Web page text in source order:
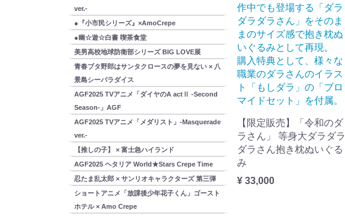
ver.-
●『小市民シリーズ』×AmoCrepe
●幽☆遊☆白書 喫茶食堂
美男高校地球防衛部シリーズ BIG LOVE展
青春ブタ野郎はサンタクロースの夢を見ない × 八
景島シーパラダイス
AGF2025 TVアニメ「ダイヤのA actⅡ -Second
Season-」AGF
AGF2025 TVアニメ「メダリスト」-Masquerade
ver.-
【推しの子】 × 富士急ハイランド
AGF2025 ヘタリア World★Stars Crepe Time
忍たま乱太郎 × サンリオキャラクターズ 第三弾
ショートアニメ「放課後少年花子くん」ゴースト
ホテル × Amo Crepe
作中でも登場する「ダラ
ダラダラさん」をそのま
まのサイズ感で抱き枕ぬ
いぐるみとして再現。
購入特典として、様々な
職業のダラさんのイラス
ト「もしダラ」の「ブロ
マイドセット」を付属。
【限定販売】「令和のダ
ラさん」 等身大ダラダラ
ダラさん抱き枕ぬいぐる
み
¥ 33,000